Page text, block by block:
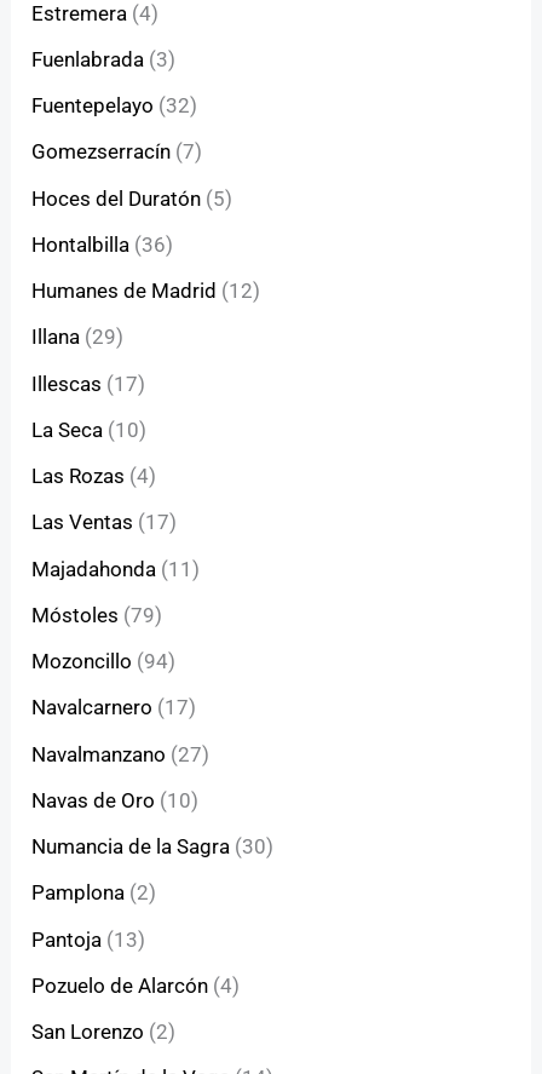
Estremera (4)
Fuenlabrada (3)
Fuentepelayo (32)
Gomezserracín (7)
Hoces del Duratón (5)
Hontalbilla (36)
Humanes de Madrid (12)
Illana (29)
Illescas (17)
La Seca (10)
Las Rozas (4)
Las Ventas (17)
Majadahonda (11)
Móstoles (79)
Mozoncillo (94)
Navalcarnero (17)
Navalmanzano (27)
Navas de Oro (10)
Numancia de la Sagra (30)
Pamplona (2)
Pantoja (13)
Pozuelo de Alarcón (4)
San Lorenzo (2)